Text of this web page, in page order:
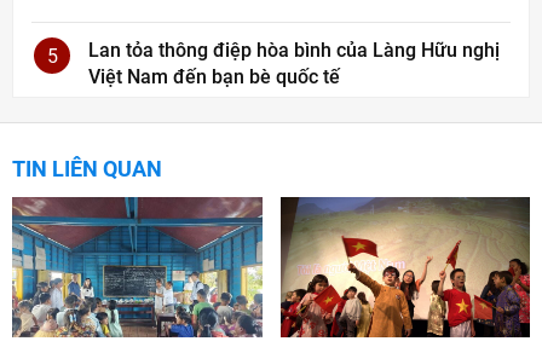
5
Lan tỏa thông điệp hòa bình của Làng Hữu nghị
Việt Nam đến bạn bè quốc tế
TIN LIÊN QUAN